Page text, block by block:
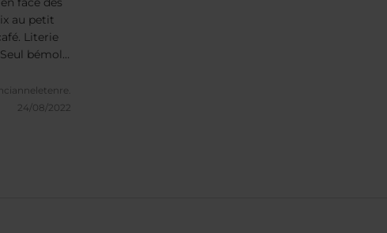
au petit
Literie
bémol,
pas d'
(brosse à
24/08/2022